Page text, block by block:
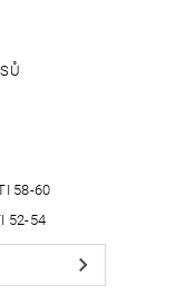
58-60
52-54